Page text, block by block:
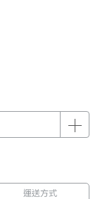
運送方式